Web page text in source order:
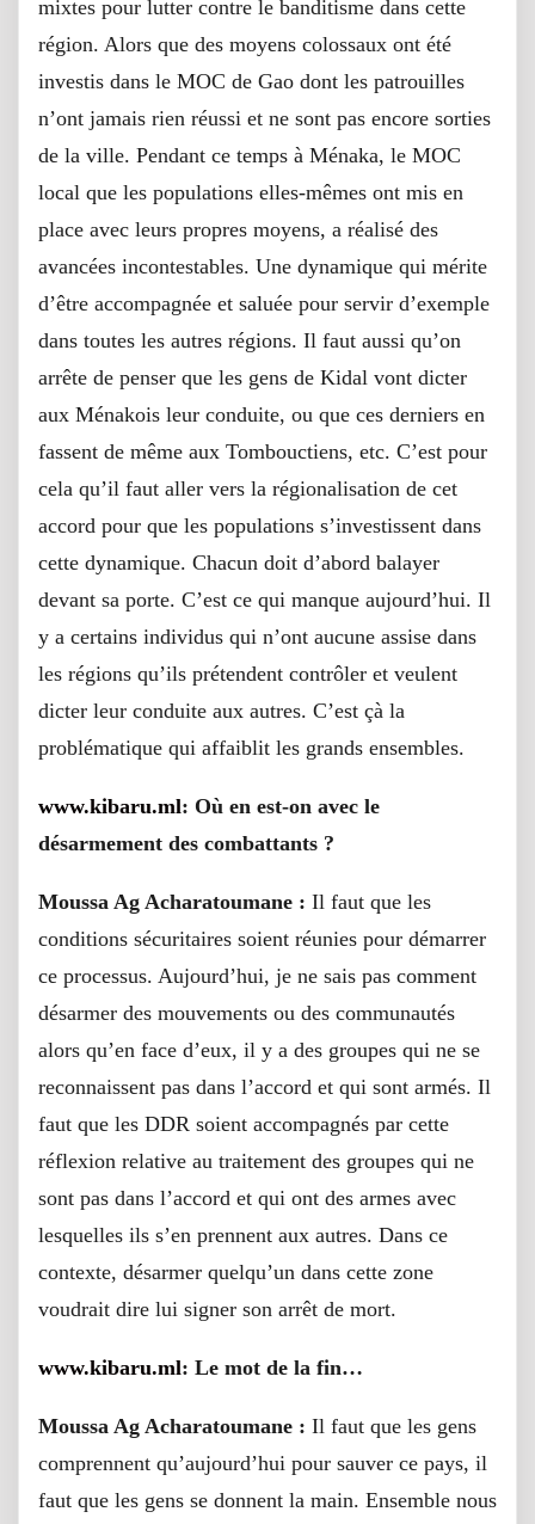
mixtes pour lutter contre le banditisme dans cette
région. Alors que des moyens colossaux ont été
investis dans le MOC de Gao dont les patrouilles
n’ont jamais rien réussi et ne sont pas encore sorties
de la ville. Pendant ce temps à Ménaka, le MOC
local que les populations elles-mêmes ont mis en
place avec leurs propres moyens, a réalisé des
avancées incontestables. Une dynamique qui mérite
d’être accompagnée et saluée pour servir d’exemple
dans toutes les autres régions. Il faut aussi qu’on
arrête de penser que les gens de Kidal vont dicter
aux Ménakois leur conduite, ou que ces derniers en
fassent de même aux Tombouctiens, etc. C’est pour
cela qu’il faut aller vers la régionalisation de cet
accord pour que les populations s’investissent dans
cette dynamique. Chacun doit d’abord balayer
devant sa porte. C’est ce qui manque aujourd’hui. Il
y a certains individus qui n’ont aucune assise dans
les régions qu’ils prétendent contrôler et veulent
dicter leur conduite aux autres. C’est çà la
problématique qui affaiblit les grands ensembles.
www.kibaru.ml: Où en est-on avec le
désarmement des combattants ?
Moussa Ag Acharatoumane : Il faut que les
conditions sécuritaires soient réunies pour démarrer
ce processus. Aujourd’hui, je ne sais pas comment
désarmer des mouvements ou des communautés
alors qu’en face d’eux, il y a des groupes qui ne se
reconnaissent pas dans l’accord et qui sont armés. Il
faut que les DDR soient accompagnés par cette
réflexion relative au traitement des groupes qui ne
sont pas dans l’accord et qui ont des armes avec
lesquelles ils s’en prennent aux autres. Dans ce
contexte, désarmer quelqu’un dans cette zone
voudrait dire lui signer son arrêt de mort.
www.kibaru.ml: Le mot de la fin…
Moussa Ag Acharatoumane : Il faut que les gens
comprennent qu’aujourd’hui pour sauver ce pays, il
faut que les gens se donnent la main. Ensemble nous